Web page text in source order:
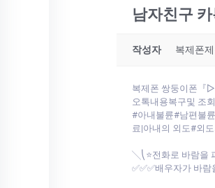
남자친구
작성자 복제폰
복제폰 쌍둥이폰『
오톡내용복구및 조
#아내불륜#남편불
료|아내의 외도#외
╲⎝⭐전화로 바람을
✅✅✅배우자가 바람